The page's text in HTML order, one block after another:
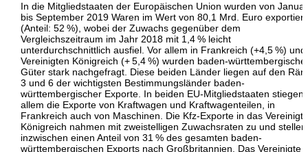
In die Mitgliedstaaten der Europäischen Union wurden von Januar
bis September 2019 Waren im Wert von 80,1 Mrd. Euro exportiert
(Anteil: 52 %), wobei der Zuwachs gegenüber dem
Vergleichszeitraum im Jahr 2018 mit 1,4 % leicht
unterdurchschnittlich ausfiel. Vor allem in Frankreich (+4,5 %) und
Vereinigten Königreich (+ 5,4 %) wurden baden-württembergische
Güter stark nachgefragt. Diese beiden Länder liegen auf den
3 und 6 der wichtigsten Bestimmungsländer baden-
württembergischer Exporte. In beiden EU-Mitgliedstaaten stiegen
allem die Exporte von Kraftwagen und Kraftwagenteilen, in
Frankreich auch von Maschinen. Die Kfz-Exporte in das Vereinigte
Königreich nahmen mit zweistelligen Zuwachsraten zu und stellen
inzwischen einen Anteil von 31 % des gesamten baden-
württembergischen Exports nach Großbritannien. Das Vereinigte